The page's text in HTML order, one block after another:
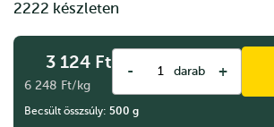
2222 készleten
3 124 Ft
6 248 Ft/kg
- darab +
Becsült összsúly: 500 g